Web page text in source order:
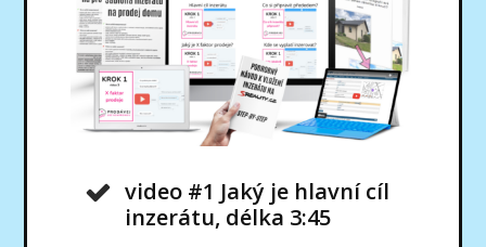
video #1 Jaký je hlavní cíl
inzerátu, délka 3:45